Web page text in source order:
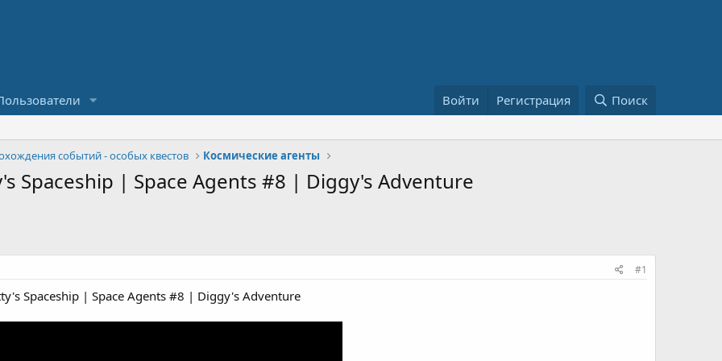
Войти Регистрация Поиск
событий - особых квестов Космические агенты
Spaceship | Space Agents #8 | Diggy's Adventure
#1
Spaceship | Space Agents #8 | Diggy's Adventure